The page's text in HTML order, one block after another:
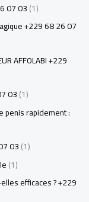
07 03(1)
+229 68 26 07
AFFOLABI +229
03(1)
penis rapidement :
03(1)
(1)
efficaces ? +229